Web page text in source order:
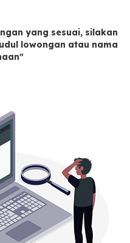
yang sesuai, silakan
lowongan atau nama